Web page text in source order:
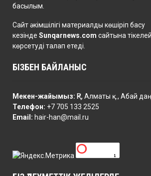
басылым.
Сайт әкімшілігі материалды көшіріп басу
кезінде Sunqarnews.com сайтына
көрсетуді талап етеді.
БІЗБЕН БАЙЛАНЫС
Мекен-жайымыз: ҚР, Алматы қ., Абай
Телефон: +7 705 133 2525
Email: hair-han@mail.ru